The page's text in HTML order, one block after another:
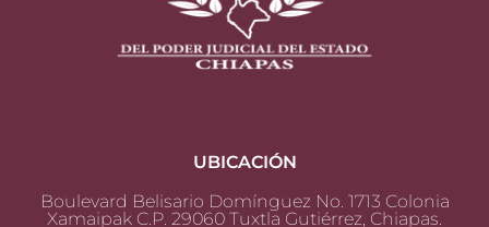
UBICACIÓN
Boulevard Belisario Domínguez No. 1713 Colonia
Xamaipak C.P. 29060 Tuxtla Gutiérrez, Chiapas.